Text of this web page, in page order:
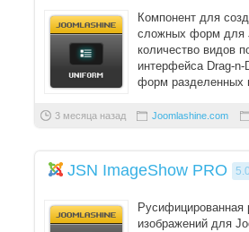
Компонент для
сложных форм для
количество видов
интерфейса Drag-
форм разделенных
3 месяца назад Joomlashine.com
JSN ImageShow PRO
Русифицированная
изображений для